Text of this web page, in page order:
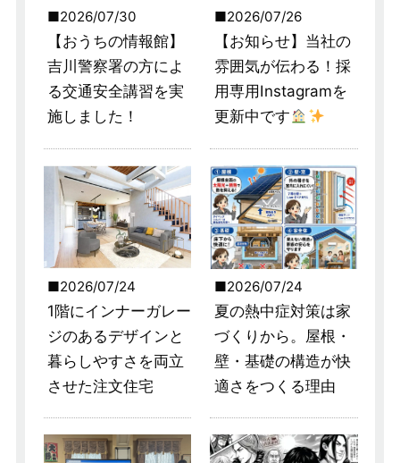
2026/07/30
【おうちの情報館】
吉川警察署の方によ
る交通安全講習を実
施しました！
2026/07/26
【お知らせ】当社の
雰囲気が伝わる！採
用専用Instagramを
更新中です
2026/07/24
1階にインナーガレー
ジのあるデザインと
暮らしやすさを両立
させた注文住宅
2026/07/24
夏の熱中症対策は家
づくりから。屋根・
壁・基礎の構造が快
適さをつくる理由